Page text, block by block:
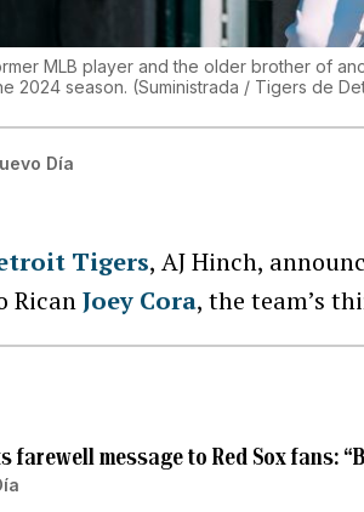
MLB player and the older brother of
2024 season. (Suministrada / Tigers de
Día
Tigers, AJ Hinch,
RicanJoey Cora, the team’s
farewell message to Red Sox fans: